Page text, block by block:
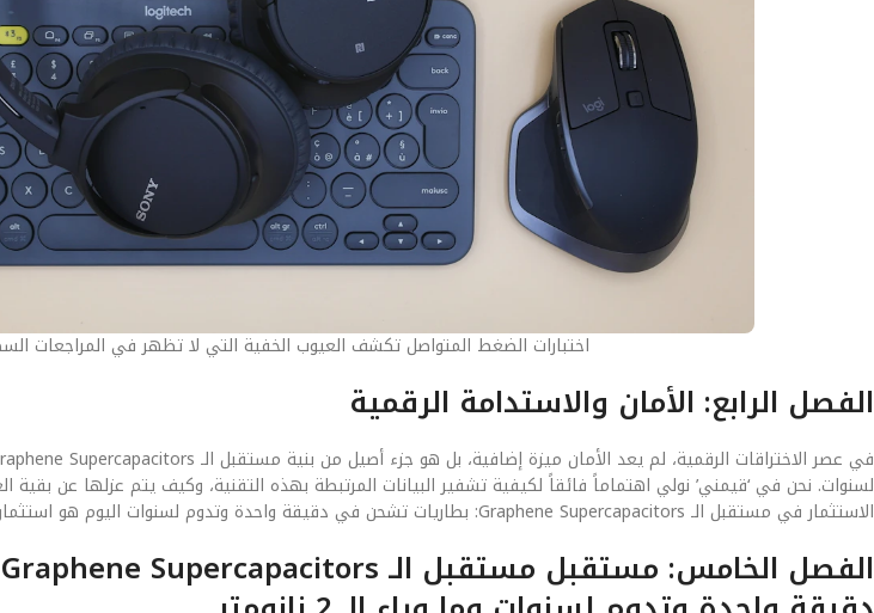
اختبارات الضغط المتواصل تكشف العيوب الخفية التي لا تظهر في المراجعات
الفصل الرابع: الأمان والاستدامة الرقمية
لسنوات. نحن في ‘قيمني’ نولي اهتماماً فائقاً لكيفية تشفير البيانات المرتبطة بهذه التقنية، وكيف يتم عزلها عن
الاستثمار في مستقبل الـ Graphene Supercapacitors: بطاريات تشحن في دقيقة واحدة وتدوم لسنوات اليوم هو استثمار في أمان بياناتك لسنوات قادمة.